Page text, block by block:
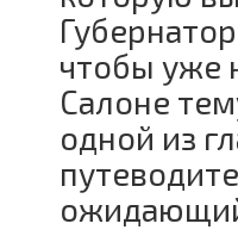
чтобы уже
Салоне
одной из